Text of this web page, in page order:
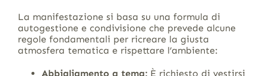
La manifestazione si basa su una formula di
autogestione e condivisione che prevede alcune
regole fondamentali per ricreare la giusta
atmosfera tematica e rispettare l’ambiente:
Abbigliamento a tema:È richiesto di vestirsi